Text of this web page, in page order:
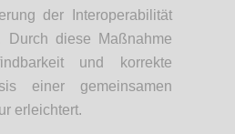
der Interoperabilität
Durch diese Maßnahme
und korrekte
einer gemeinsamen
erleichtert.